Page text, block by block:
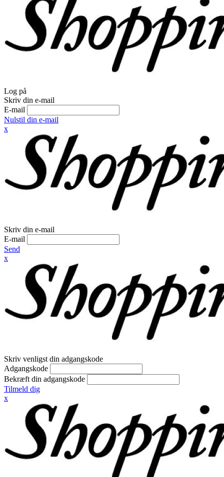
Log på
Skriv din e-mail
E-mail
Nulstil din e-mail
x
Skriv din e-mail
E-mail
Send
x
Skriv venligst din adgangskode
Adgangskode
Bekræft din adgangskode
Tilmeld dig
x